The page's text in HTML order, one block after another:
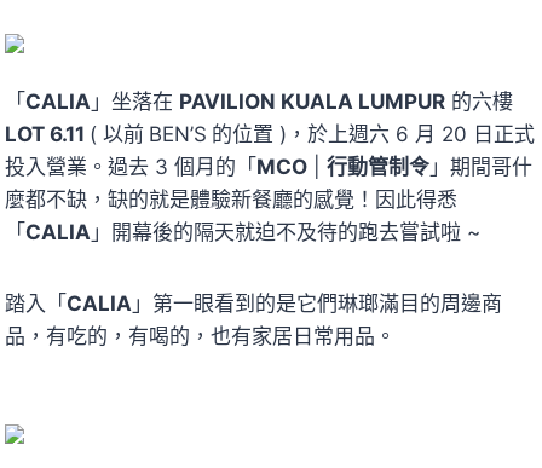
「CALIA 」坐落在 PAVILION KUALA LUMPUR 的六樓
LOT 6.11 ( 以前 BEN’S 的位置 )，於上週六 6 月 20 日正式
投入營業。過去 3 個月的「MCO 行動管制令 」期間哥什
麼都不缺，缺的就是體驗新餐廳的感覺！因此得悉
「CALIA 」開幕後的隔天就迫不及待的跑去嘗試啦 ~
踏入「CALIA 」第一眼看到的是它們琳瑯滿目的周邊商
品，有吃的，有喝的，也有家居日常用品。